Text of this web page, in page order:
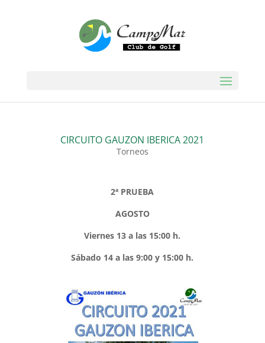
CIRCUITO GAUZON IBERICA 2021
Torneos
2ª PRUEBA
AGOSTO
Viernes 13 a las 15:00 h.
Sábado 14 a las 9:00 y 15:00 h.